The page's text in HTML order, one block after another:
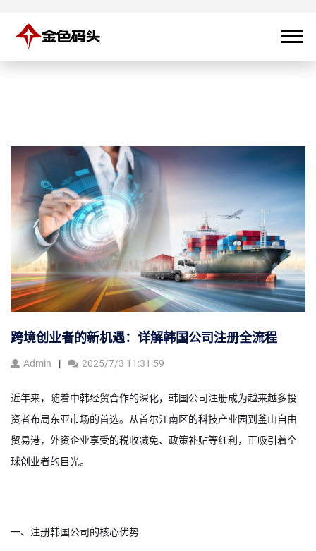
跨境创业者的新机遇：详解韩国公司注册全流程
Admin 2025/7/3 11:31:59
近年来，随着中韩经贸合作的深化，韩国公司注册成为越来越多投
资者布局东亚市场的首选。从首尔江南区的科技产业园到釜山自由
贸易港，外资企业享受的税收减免、政策补贴等红利，正吸引着全
球创业者的目光。
一、注册韩国公司的核心优势